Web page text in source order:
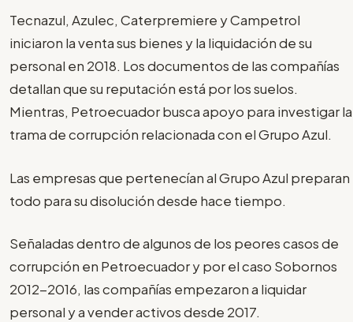
Tecnazul, Azulec, Caterpremiere y Campetrol
iniciaron la venta sus bienes y la liquidación de su
personal en 2018. Los documentos de las compañías
detallan que su reputación está por los suelos.
Mientras, Petroecuador busca apoyo para investigar la
trama de corrupción relacionada con el Grupo Azul.
Las empresas que pertenecían al Grupo Azul preparan
todo para su disolución desde hace tiempo.
Señaladas dentro de algunos de los peores casos de
corrupción en Petroecuador y por el caso Sobornos
2012-2016, las compañías empezaron a liquidar
personal y a vender activos desde 2017.